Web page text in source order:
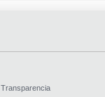
Transparencia